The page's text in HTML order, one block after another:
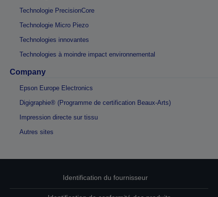
Technologie PrecisionCore
Technologie Micro Piezo
Technologies innovantes
Technologies à moindre impact environnemental
Company
Epson Europe Electronics
Digigraphie® (Programme de certification Beaux-Arts)
Impression directe sur tissu
Autres sites
Identification du fournisseur